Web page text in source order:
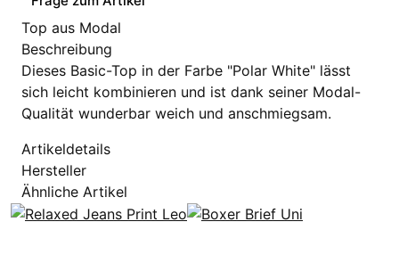
Top aus Modal
Beschreibung
Dieses Basic-Top in der Farbe "Polar White" lässt
sich leicht kombinieren und ist dank seiner Modal-
Qualität wunderbar weich und anschmiegsam.
Artikeldetails
Hersteller
Ähnliche Artikel